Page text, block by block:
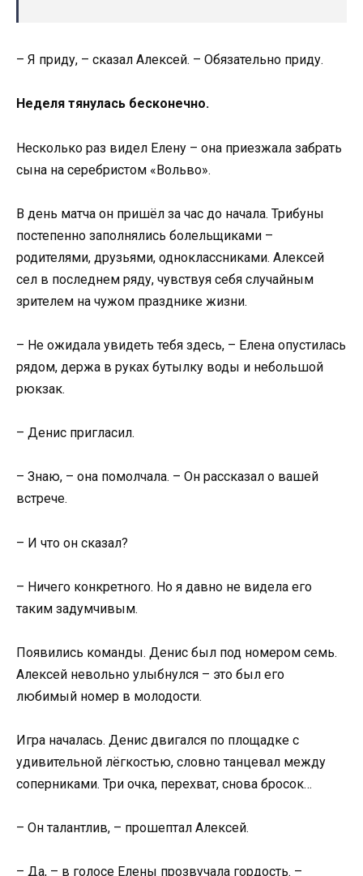
– Я приду, – сказал Алексей. – Обязательно приду.
Неделя тянулась бесконечно.
Несколько раз видел Елену – она приезжала забрать
сына на серебристом «Вольво».
В день матча он пришёл за час до начала. Трибуны
постепенно заполнялись болельщиками –
родителями, друзьями, одноклассниками. Алексей
сел в последнем ряду, чувствуя себя случайным
зрителем на чужом празднике жизни.
– Не ожидала увидеть тебя здесь, – Елена опустилась
рядом, держа в руках бутылку воды и небольшой
рюкзак.
– Денис пригласил.
– Знаю, – она помолчала. – Он рассказал о вашей
встрече.
– И что он сказал?
– Ничего конкретного. Но я давно не видела его
таким задумчивым.
Появились команды. Денис был под номером семь.
Алексей невольно улыбнулся – это был его
любимый номер в молодости.
Игра началась. Денис двигался по площадке с
удивительной лёгкостью, словно танцевал между
соперниками. Три очка, перехват, снова бросок…
– Он талантлив, – прошептал Алексей.
– Да, – в голосе Елены прозвучала гордость. –